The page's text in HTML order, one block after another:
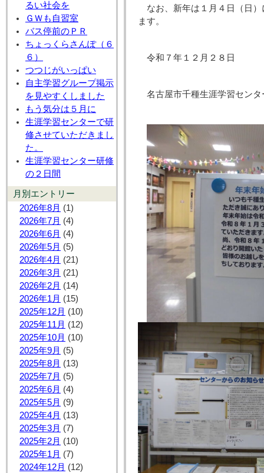
るい社会を
ＧＷも自習室
バス停前のＰＲ
ちょっくらさんぽ（６
６）
つつじがいっぱい
自主学習グループ掲示
を見やすくしました
もう気分は５月に
生涯学習センターで研
修させていただきまし
た。
生涯学習センター研修
の２日間
月別エントリー
2026年8月 (1)
2026年7月 (4)
2026年6月 (4)
2026年5月 (5)
2026年4月 (21)
2026年3月 (21)
2026年2月 (14)
2026年1月 (15)
2025年12月 (10)
2025年11月 (12)
2025年10月 (10)
2025年9月 (5)
2025年8月 (13)
2025年7月 (5)
2025年6月 (4)
2025年5月 (9)
2025年4月 (13)
2025年3月 (7)
2025年2月 (10)
2025年1月 (7)
2024年12月 (12)
なお、新年は１月４日（日
ます。
令和７年１２月２８日
名古屋市千種生涯学習セン